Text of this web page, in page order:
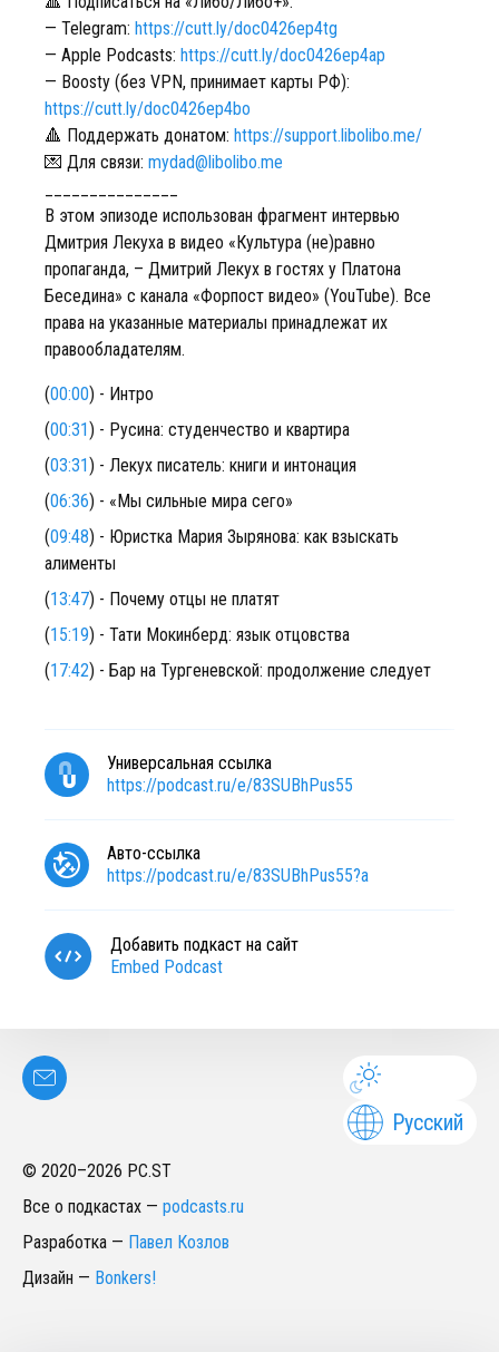
— Telegram: https://cutt.ly/doc0426ep4tg
— Apple Podcasts: https://cutt.ly/doc0426ep4ap
— Boosty (без VPN, принимает карты РФ):
https://cutt.ly/doc0426ep4bo
🔺 Поддержать донатом: https://support.libolibo.me/
💌 Для связи: mydad@libolibo.me
В этом эпизоде использован фрагмент интервью
Дмитрия Лекуха в видео «Культура (не)равно
пропаганда, – Дмитрий Лекух в гостях у Платона
Беседина» с канала «Форпост видео» (YouTube). Все
права на указанные материалы принадлежат их
правообладателям.
(00:00) - Интро
(00:31) - Русина: студенчество и квартира
(03:31) - Лекух писатель: книги и интонация
(06:36) - «Мы сильные мира сего»
(09:48) - Юристка Мария Зырянова: как взыскать
алименты
(13:47) - Почему отцы не платят
(15:19) - Тати Мокинберд: язык отцовства
(17:42) - Бар на Тургеневской: продолжение следует
Универсальная ссылка
https://podcast.ru/e/83SUBhPus55
Авто-ссылка
https://podcast.ru/e/83SUBhPus55?a
Добавить подкаст на сайт
Embed Podcast
Русский
© 2020–2026 PC.ST
Все о подкастах — podcasts.ru
Разработка — Павел Козлов
Дизайн — Bonkers!